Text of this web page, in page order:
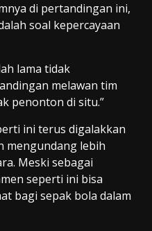
di pertandingan ini,
soal kepercayaan
lama tidak
melawan tim
penonton di situ.”
ini terus digalakkan
mengundang lebih
Meski sebagai
seperti ini bisa
bagi sepak bola dalam